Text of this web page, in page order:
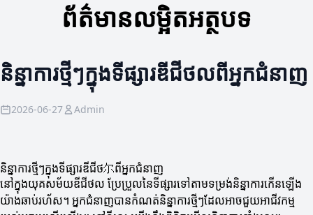
ព័ត៌មានលម្អិតអត្ថបទ
និន្នាការថ្មីៗក្នុងទីផ្សារឌីជីថលពីអ្នកជំនាញ
2026-06-27 Admin
និន្នាការថ្មីៗក្នុងទីផ្សារឌីជីថ尔ពីអ្នកជំនាញ
នៅក្នុងយុគសម័យឌីជីថល ប្រែប្រួលនៃទីផ្សារទៅតាមទម្រង់និន្នាការកើនឡើង
យ៉ាងឆាប់រហ័ស។ អ្នកជំនាញបានកំណត់និន្នាការថ្មីៗដែលអាចជួយអាជីវកម្ម